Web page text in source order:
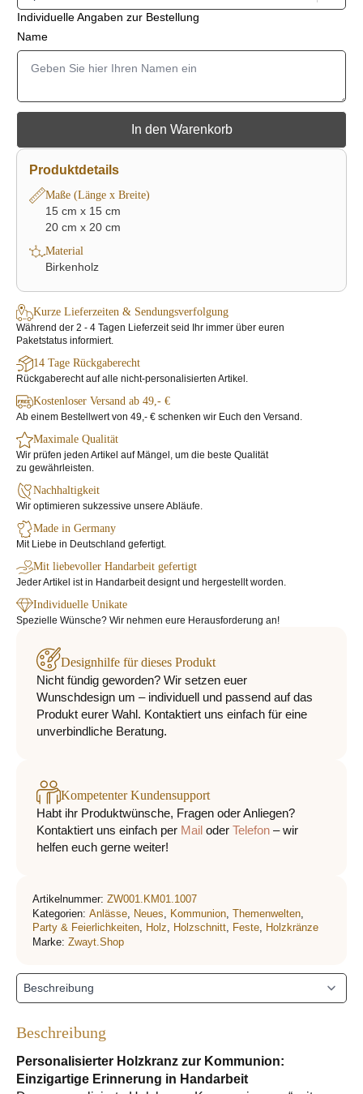
Individuelle Angaben zur Bestellung
Name
In den Warenkorb
Produktdetails
Maße (Länge x Breite)
15 cm x 15 cm
20 cm x 20 cm
Material
Birkenholz
Kurze Lieferzeiten & Sendungsverfolgung
Während der 2 - 4 Tagen Lieferzeit seid Ihr immer über euren
Paketstatus informiert.
14 Tage Rückgaberecht
Rückgaberecht auf alle nicht-personalisierten Artikel.
Kostenloser Versand ab 49,- €
Ab einem Bestellwert von 49,- € schenken wir Euch den Versand.
Maximale Qualität
Wir prüfen jeden Artikel auf Mängel, um die beste Qualität
zu gewährleisten.
Nachhaltigkeit
Wir optimieren sukzessive unsere Abläufe.
Made in Germany
Mit Liebe in Deutschland gefertigt.
Mit liebevoller Handarbeit gefertigt
Jeder Artikel ist in Handarbeit designt und hergestellt worden.
Individuelle Unikate
Spezielle Wünsche? Wir nehmen eure Herausforderung an!
Designhilfe für dieses Produkt
Nicht fündig geworden? Wir setzen euer
Wunschdesign um – individuell und passend auf das
Produkt eurer Wahl. Kontaktiert uns einfach für eine
unverbindliche Beratung.
Kompetenter Kundensupport
Habt ihr Produktwünsche, Fragen oder Anliegen?
Kontaktiert uns einfach per Mail oder Telefon – wir
helfen euch gerne weiter!
Artikelnummer: ZW001.KM01.1007
Kategorien: Anlässe, Neues, Kommunion, Themenwelten,
Party & Feierlichkeiten, Holz, Holzschnitt, Feste, Holzkränze
Marke: Zwayt.Shop
Beschreibung
Personalisierter Holzkranz zur Kommunion:
Einzigartige Erinnerung in Handarbeit